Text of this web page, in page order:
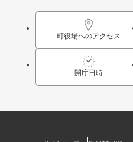
町役場へのアクセス
開庁日時